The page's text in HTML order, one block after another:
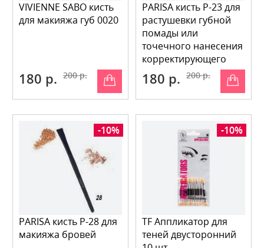
VIVIENNE SABO кисть
для макияжа губ 0020
180 р. 200 р.
PARISA кисть P-23 для
растушевки губной
помады или
точечного нанесения
корректирующего
средства
180 р. 200 р.
-10%
PARISA кисть P-28 для
макияжа бровей
-10%
TF Аппликатор для
теней двусторонний